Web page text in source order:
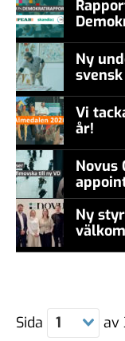
Ny
Vi
år!
Novus
new
Ny
Sida 1 av